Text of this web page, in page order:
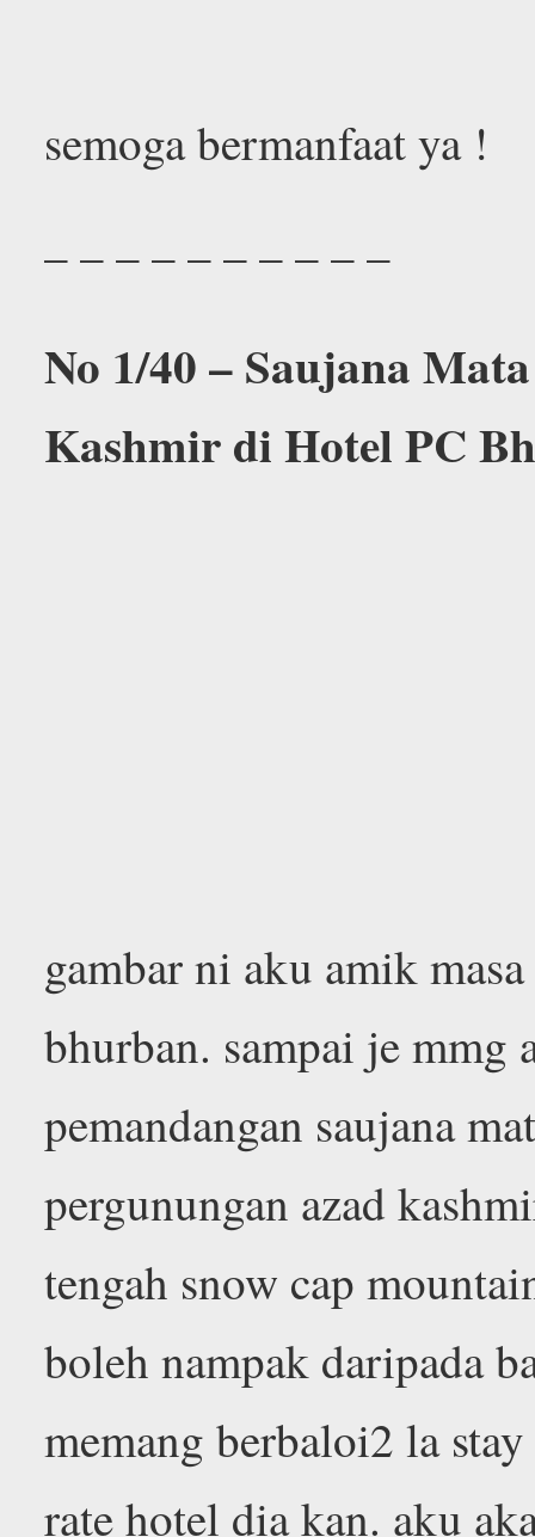
semoga bermanfaat ya !
– – – – – – – – – –
No 1/40 – Saujana
Kashmir di Hotel PC
gambar ni aku amik
bhurban. sampai je mmg
pemandangan saujana
pergunungan azad
tengah snow cap
boleh nampak daripada
memang berbaloi2 la
rate hotel dia kan. aku